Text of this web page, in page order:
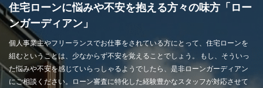
住宅ローンに悩みや不安を抱える方々の味方「ロー
ンガーディアン」
個人事業主やフリーランスでお仕事をされている方にとって、住宅ローンを
組むということは、少なからず不安を覚えることでしょう。 もし、そういっ
た悩みや不安を感じていらっしゃるようでしたら、是非ローンガーディアン
にご相談ください。ローン審査に特化した経験豊かなスタッフが対応させて